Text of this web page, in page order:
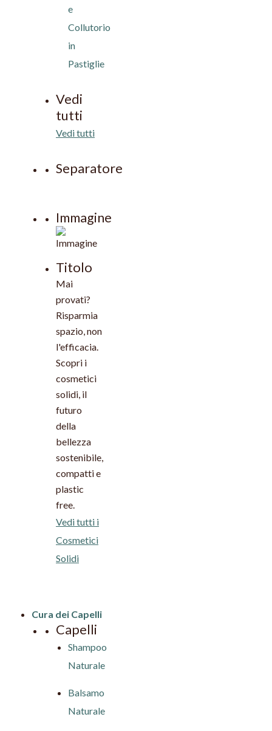
e
Collutorio
in
Pastiglie
Vedi
tutti
Vedi tutti
Separatore
Immagine
Titolo
Mai
provati?
Risparmia
spazio, non
l'efficacia.
Scopri i
cosmetici
solidi, il
futuro
della
bellezza
sostenibile,
compatti e
plastic
free.
Vedi tutti i
Cosmetici
Solidi
Cura dei Capelli
Capelli
Shampoo
Naturale
Balsamo
Naturale